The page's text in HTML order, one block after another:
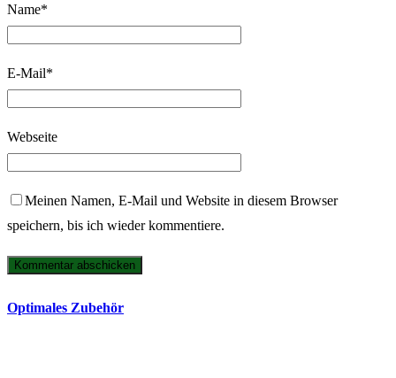
Name*
E-Mail*
Webseite
Meinen Namen, E-Mail und Website in diesem Browser
speichern, bis ich wieder kommentiere.
Optimales Zubehör